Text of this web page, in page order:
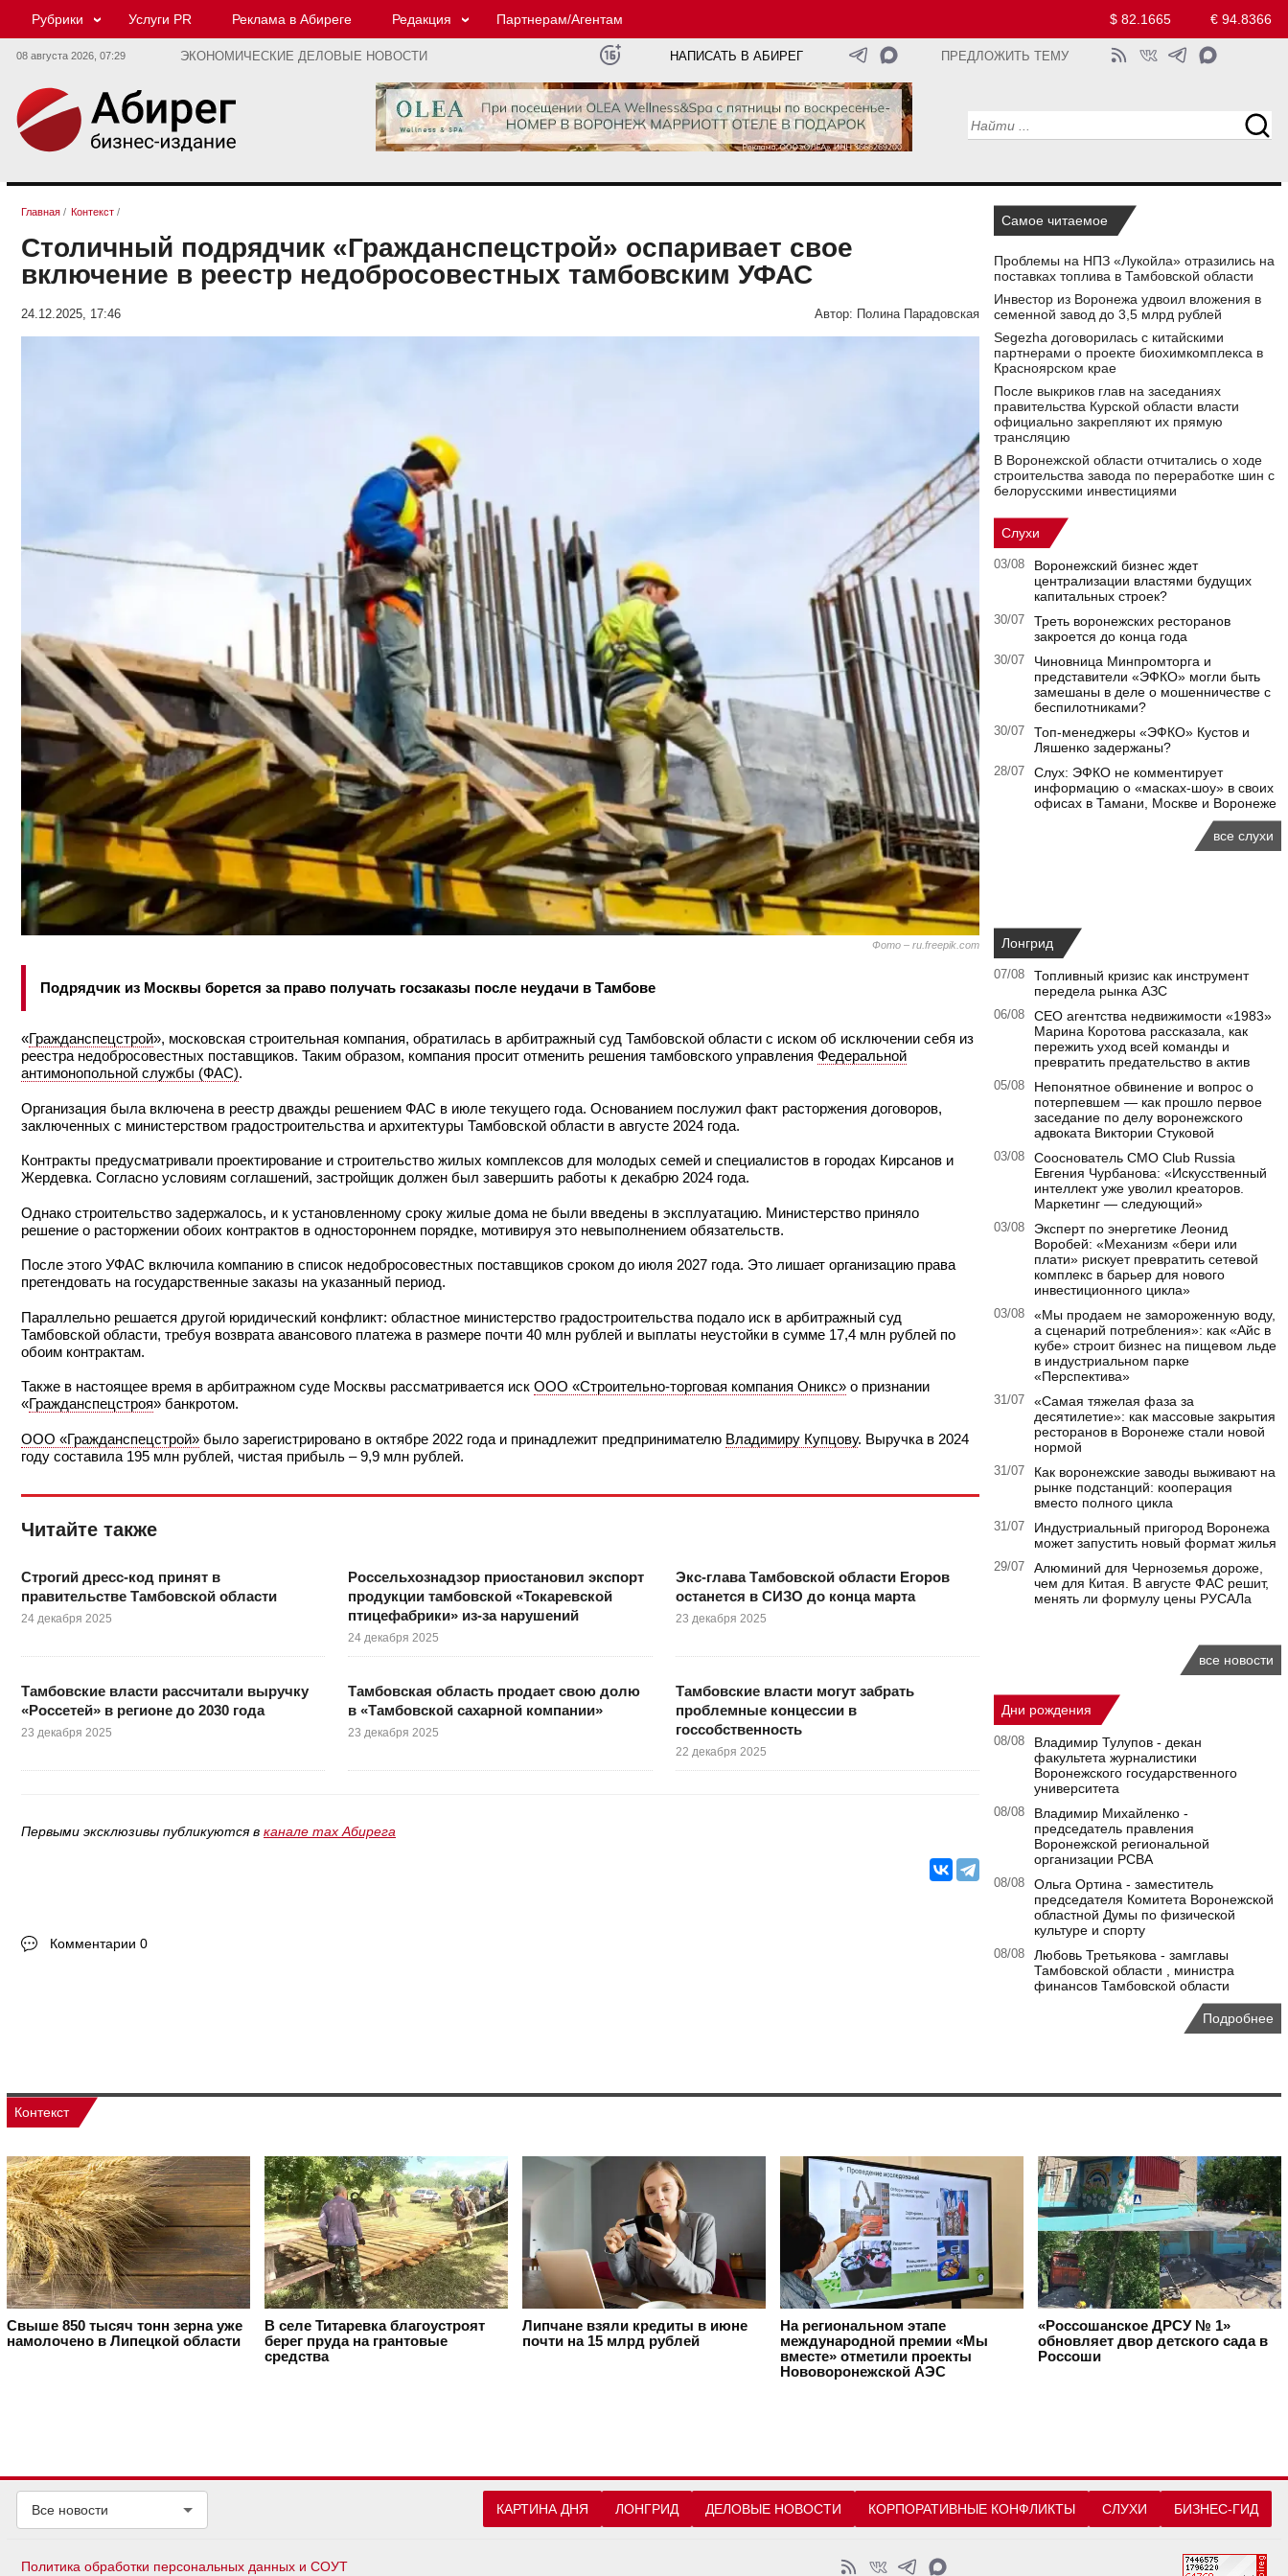
Рубрики Услуги PR Реклама в Абиреге Редакция Партнерам/Агентам $ 82.1665 € 94.8366
08 августа 2026, 07:29 ЭКОНОМИЧЕСКИЕ ДЕЛОВЫЕ НОВОСТИ НАПИСАТЬ В АБИРЕГ ПРЕДЛОЖИТЬ ТЕМУ
Главная / Контекст /
Столичный подрядчик «Гражданспецстрой» оспаривает свое
включение в реестр недобросовестных тамбовским УФАС
24.12.2025, 17:46 Автор: Полина Парадовская
Фото – ru.freepik.com
Подрядчик из Москвы борется за право получать госзаказы после неудачи в Тамбове
«Гражданспецстрой», московская строительная компания, обратилась в арбитражный суд Тамбовской области с иском об исключении себя из
реестра недобросовестных поставщиков. Таким образом, компания просит отменить решения тамбовского управления Федеральной
антимонопольной службы (ФАС).
Организация была включена в реестр дважды решением ФАС в июле текущего года. Основанием послужил факт расторжения договоров,
заключенных с министерством градостроительства и архитектуры Тамбовской области в августе 2024 года.
Контракты предусматривали проектирование и строительство жилых комплексов для молодых семей и специалистов в городах Кирсанов и
Жердевка. Согласно условиям соглашений, застройщик должен был завершить работы к декабрю 2024 года.
Однако строительство задержалось, и к установленному сроку жилые дома не были введены в эксплуатацию. Министерство приняло
решение о расторжении обоих контрактов в одностороннем порядке, мотивируя это невыполнением обязательств.
После этого УФАС включила компанию в список недобросовестных поставщиков сроком до июля 2027 года. Это лишает организацию права
претендовать на государственные заказы на указанный период.
Параллельно решается другой юридический конфликт: областное министерство градостроительства подало иск в арбитражный суд
Тамбовской области, требуя возврата авансового платежа в размере почти 40 млн рублей и выплаты неустойки в сумме 17,4 млн рублей по
обоим контрактам.
Также в настоящее время в арбитражном суде Москвы рассматривается иск ООО «Строительно-торговая компания Оникс» о признании
«Гражданспецстроя» банкротом.
ООО «Гражданспецстрой» было зарегистрировано в октябре 2022 года и принадлежит предпринимателю Владимиру Купцову. Выручка в 2024
году составила 195 млн рублей, чистая прибыль – 9,9 млн рублей.
Читайте также
Строгий дресс-код принят в
правительстве Тамбовской области
24 декабря 2025
Россельхознадзор приостановил экспорт
продукции тамбовской «Токаревской
птицефабрики» из-за нарушений
24 декабря 2025
Экс-глава Тамбовской области Егоров
останется в СИЗО до конца марта
23 декабря 2025
Тамбовские власти рассчитали выручку
«Россетей» в регионе до 2030 года
23 декабря 2025
Тамбовская область продает свою долю
в «Тамбовской сахарной компании»
23 декабря 2025
Тамбовские власти могут забрать
проблемные концессии в
госсобственность
22 декабря 2025
Первыми эксклюзивы публикуются в канале max Абирега
Комментарии 0
Самое читаемое
Проблемы на НПЗ «Лукойла» отразились на
поставках топлива в Тамбовской области
Инвестор из Воронежа удвоил вложения в
семенной завод до 3,5 млрд рублей
Segezha договорилась с китайскими
партнерами о проекте биохимкомплекса в
Красноярском крае
После выкриков глав на заседаниях
правительства Курской области власти
официально закрепляют их прямую
трансляцию
В Воронежской области отчитались о ходе
строительства завода по переработке шин с
белорусскими инвестициями
Слухи
03/08
Воронежский бизнес ждет
централизации властями будущих
капитальных строек?
30/07
Треть воронежских ресторанов
закроется до конца года
30/07
Чиновница Минпромторга и
представители «ЭФКО» могли быть
замешаны в деле о мошенничестве с
беспилотниками?
30/07
Топ-менеджеры «ЭФКО» Кустов и
Ляшенко задержаны?
28/07
Слух: ЭФКО не комментирует
информацию о «масках-шоу» в своих
офисах в Тамани, Москве и Воронеже
все слухи
Лонгрид
07/08
Топливный кризис как инструмент
передела рынка АЗС
06/08
CEO агентства недвижимости «1983»
Марина Коротова рассказала, как
пережить уход всей команды и
превратить предательство в актив
05/08
Непонятное обвинение и вопрос о
потерпевшем — как прошло первое
заседание по делу воронежского
адвоката Виктории Стуковой
03/08
Сооснователь CMO Club Russia
Евгения Чурбанова: «Искусственный
интеллект уже уволил креаторов.
Маркетинг — следующий»
03/08
Эксперт по энергетике Леонид
Воробей: «Механизм «бери или
плати» рискует превратить сетевой
комплекс в барьер для нового
инвестиционного цикла»
03/08
«Мы продаем не замороженную воду,
а сценарий потребления»: как «Айс в
кубе» строит бизнес на пищевом льде
в индустриальном парке
«Перспектива»
31/07
«Самая тяжелая фаза за
десятилетие»: как массовые закрытия
ресторанов в Воронеже стали новой
нормой
31/07
Как воронежские заводы выживают на
рынке подстанций: кооперация
вместо полного цикла
31/07
Индустриальный пригород Воронежа
может запустить новый формат жилья
29/07
Алюминий для Черноземья дороже,
чем для Китая. В августе ФАС решит,
менять ли формулу цены РУСАЛа
все новости
Дни рождения
08/08
Владимир Тулупов - декан
факультета журналистики
Воронежского государственного
университета
08/08
Владимир Михайленко -
председатель правления
Воронежской региональной
организации РСВА
08/08
Ольга Ортина - заместитель
председателя Комитета Воронежской
областной Думы по физической
культуре и спорту
08/08
Любовь Третьякова - замглавы
Тамбовской области , министра
финансов Тамбовской области
Подробнее
Контекст
Свыше 850 тысяч тонн зерна уже
намолочено в Липецкой области
В селе Титаревка благоустроят
берег пруда на грантовые
средства
Липчане взяли кредиты в июне
почти на 15 млрд рублей
На региональном этапе
международной премии «Мы
вместе» отметили проекты
Нововоронежской АЭС
«Россошанское ДРСУ № 1»
обновляет двор детского сада в
Россоши
Все новости КАРТИНА ДНЯ ЛОНГРИД ДЕЛОВЫЕ НОВОСТИ КОРПОРАТИВНЫЕ КОНФЛИКТЫ СЛУХИ БИЗНЕС-ГИД
Политика обработки персональных данных и СОУТ